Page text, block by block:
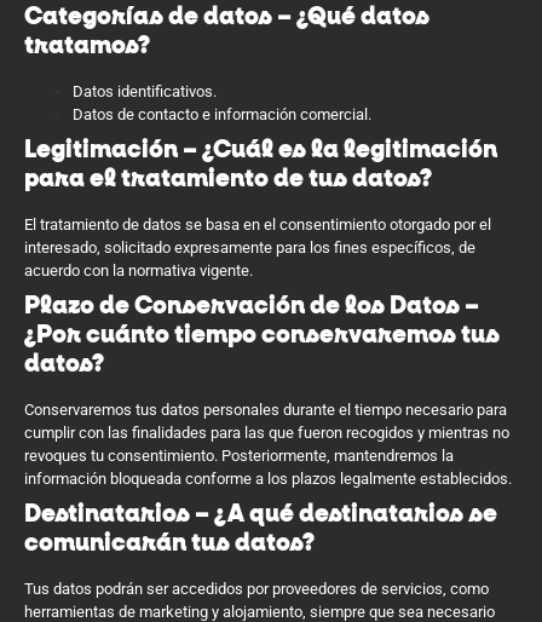
Categorías de datos – ¿Qué datos
tratamos?
Datos identificativos.
Datos de contacto e información comercial.
Legitimación – ¿Cuál es la legitimación
para el tratamiento de tus datos?
El tratamiento de datos se basa en el consentimiento otorgado por el
interesado, solicitado expresamente para los fines específicos, de
acuerdo con la normativa vigente.
Plazo de Conservación de los Datos –
¿Por cuánto tiempo conservaremos tus
datos?
Conservaremos tus datos personales durante el tiempo necesario para
cumplir con las finalidades para las que fueron recogidos y mientras no
revoques tu consentimiento. Posteriormente, mantendremos la
información bloqueada conforme a los plazos legalmente establecidos.
Destinatarios – ¿A qué destinatarios se
comunicarán tus datos?
Tus datos podrán ser accedidos por proveedores de servicios, como
herramientas de marketing y alojamiento, siempre que sea necesario